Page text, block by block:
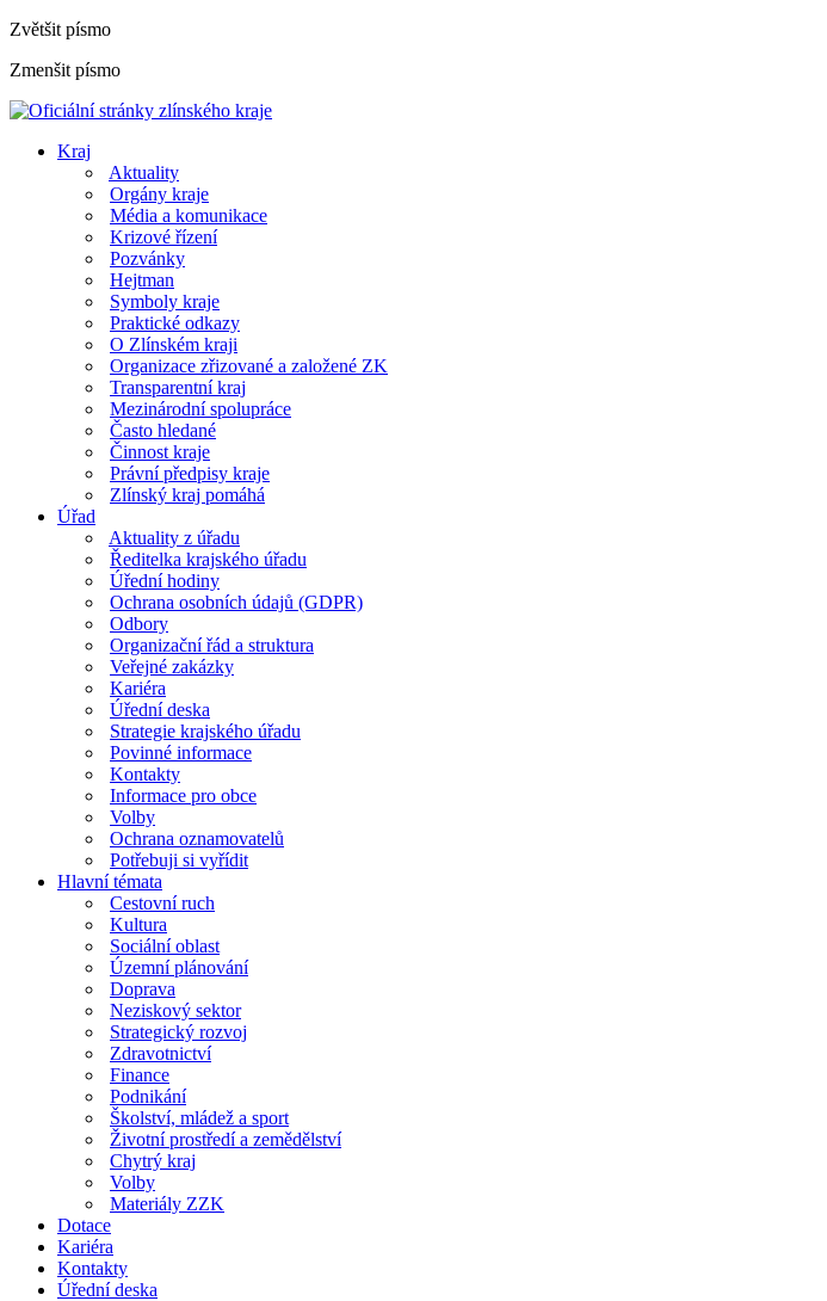
Zvětšit písmo
Zmenšit písmo
Kraj
Aktuality
Orgány kraje
Média a komunikace
Krizové řízení
Pozvánky
Hejtman
Symboly kraje
Praktické odkazy
O Zlínském kraji
Organizace zřizované a založené ZK
Transparentní kraj
Mezinárodní spolupráce
Často hledané
Činnost kraje
Právní předpisy kraje
Zlínský kraj pomáhá
Úřad
Aktuality z úřadu
Ředitelka krajského úřadu
Úřední hodiny
Ochrana osobních údajů (GDPR)
Odbory
Organizační řád a struktura
Veřejné zakázky
Kariéra
Úřední deska
Strategie krajského úřadu
Povinné informace
Kontakty
Informace pro obce
Volby
Ochrana oznamovatelů
Potřebuji si vyřídit
Hlavní témata
Cestovní ruch
Kultura
Sociální oblast
Územní plánování
Doprava
Neziskový sektor
Strategický rozvoj
Zdravotnictví
Finance
Podnikání
Školství, mládež a sport
Životní prostředí a zemědělství
Chytrý kraj
Volby
Materiály ZZK
Dotace
Kariéra
Kontakty
Úřední deska